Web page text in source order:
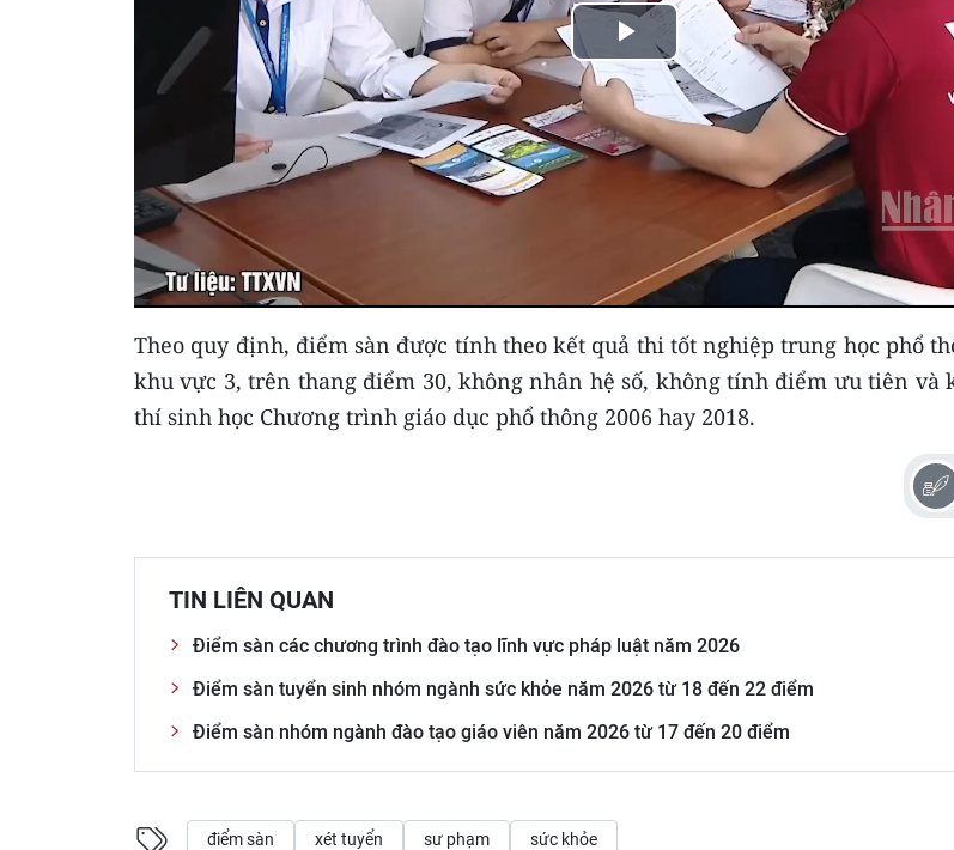
Play
Video
Theo quy định, điểm sàn được tính theo kết quả thi tốt nghiệp trung học phổ
khu vực 3, trên thang điểm 30, không nhân hệ số, không tính điểm ưu tiên và
thí sinh học Chương trình giáo dục phổ thông 2006 hay 2018.
TIN LIÊN QUAN
Điểm sàn các chương trình đào tạo lĩnh vực pháp luật năm 2026
Điểm sàn tuyển sinh nhóm ngành sức khỏe năm 2026 từ 18 đến 22 điểm
Điểm sàn nhóm ngành đào tạo giáo viên năm 2026 từ 17 đến 20 điểm
điểm sàn xét tuyển sư phạm sức khỏe